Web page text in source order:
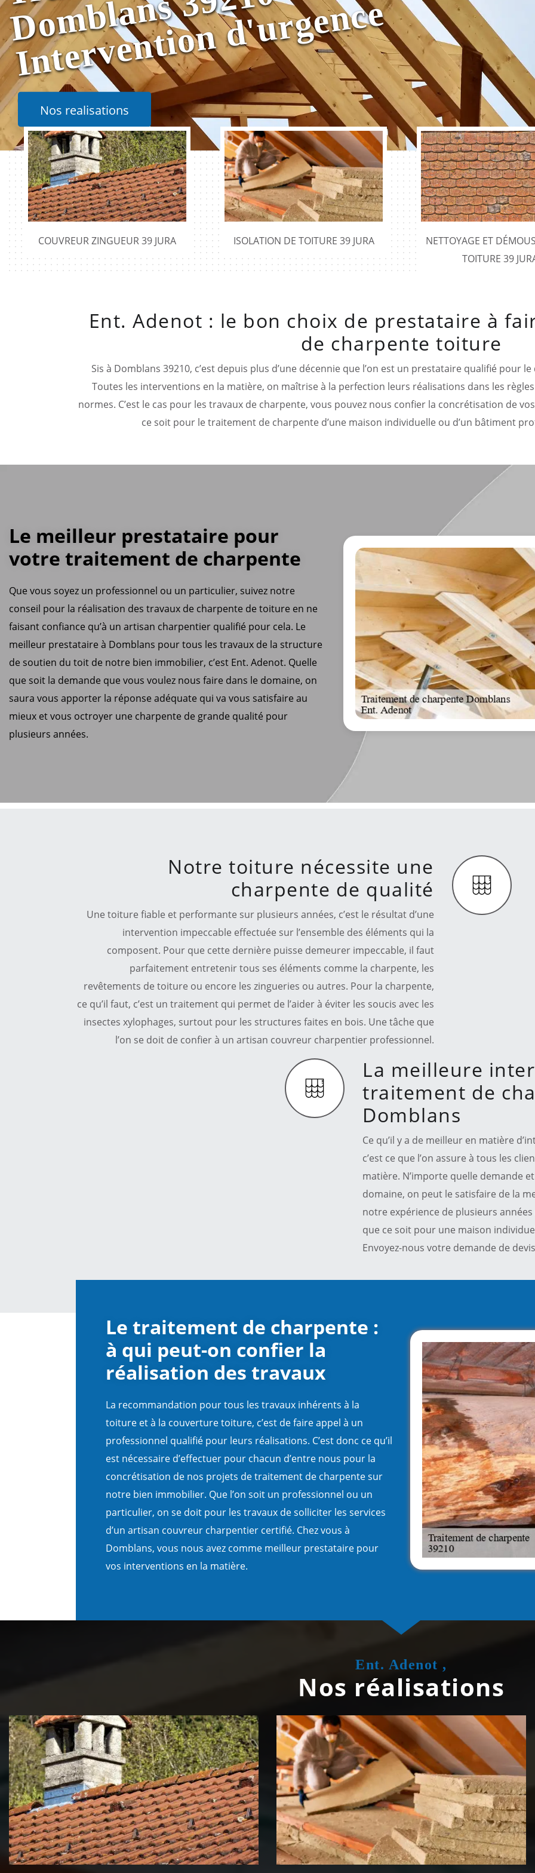
e
Nos realisations
COUVREUR ZINGUEUR 39 JURA ISOLATION DE TOITURE 39 JURA
NETTOYAGE ET
TOITURE 39
Ent. Adenot : le bon choix de prestataire à
de charpente toiture
Sis à Domblans 39210, c’est depuis plus d’une décennie que l’on est un prestataire qualifié pour
Toutes les interventions en la matière, on maîtrise à la perfection leurs réalisations dans les
normes. C’est le cas pour les travaux de charpente, vous pouvez nous confier la concrétisation de
ce soit pour le traitement de charpente d’une maison individuelle ou d’un bâtiment
Le meilleur prestataire pour
votre traitement de charpente
Que vous soyez un professionnel ou un particulier, suivez notre
conseil pour la réalisation des travaux de charpente de toiture en ne
faisant confiance qu’à un artisan charpentier qualifié pour cela. Le
meilleur prestataire à Domblans pour tous les travaux de la structure
de soutien du toit de notre bien immobilier, c’est Ent. Adenot. Quelle
que soit la demande que vous voulez nous faire dans le domaine, on
saura vous apporter la réponse adéquate qui va vous satisfaire au
mieux et vous octroyer une charpente de grande qualité pour
plusieurs années.
Notre toiture nécessite une
charpente de qualité
Une toiture fiable et performante sur plusieurs années, c’est le résultat d’une
intervention impeccable effectuée sur l’ensemble des éléments qui la
composent. Pour que cette dernière puisse demeurer impeccable, il faut
parfaitement entretenir tous ses éléments comme la charpente, les
revêtements de toiture ou encore les zingueries ou autres. Pour la charpente,
ce qu’il faut, c’est un traitement qui permet de l’aider à éviter les soucis avec les
insectes xylophages, surtout pour les structures faites en bois. Une tâche que
l’on se doit de confier à un artisan couvreur charpentier professionnel.
La meilleure
traitement de
Domblans
Ce qu’il y a de meilleur en matière
c’est ce que l’on assure à tous les
matière. N’importe quelle demande
domaine, on peut le satisfaire de la
notre expérience de plusieurs
que ce soit pour une maison
Envoyez-nous votre demande de
Le traitement de charpente :
à qui peut-on confier la
réalisation des travaux
La recommandation pour tous les travaux inhérents à la
toiture et à la couverture toiture, c’est de faire appel à un
professionnel qualifié pour leurs réalisations. C’est donc ce qu’il
est nécessaire d’effectuer pour chacun d’entre nous pour la
concrétisation de nos projets de traitement de charpente sur
notre bien immobilier. Que l’on soit un professionnel ou un
particulier, on se doit pour les travaux de solliciter les services
d’un artisan couvreur charpentier certifié. Chez vous à
Domblans, vous nous avez comme meilleur prestataire pour
vos interventions en la matière.
Ent. Adenot ,
Nos réalisations
Couvreur zingueur 39 Jura Isolation de toiture 39 Jura